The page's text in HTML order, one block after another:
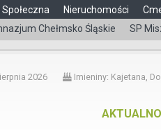
Chełmsko Śląskie SP
Nieruchomości
2026 Imieniny: Kajetana,